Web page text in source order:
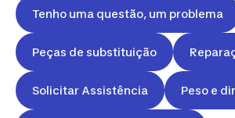
Tenho uma questão, um problema
Peças de substituição
Solicitar Assistência Peso e